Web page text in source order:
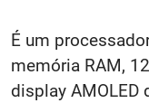
É um
memória RAM,
display AMOLED